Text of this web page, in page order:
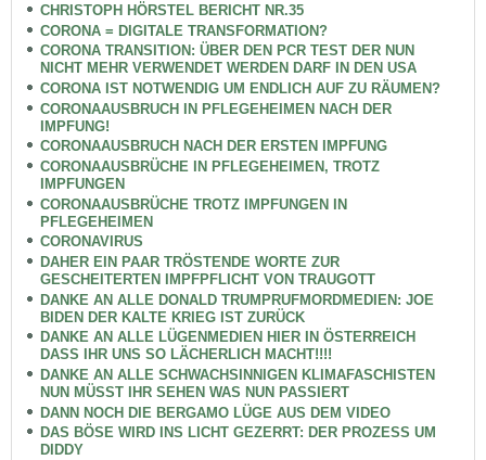
CHRISTOPH HÖRSTEL BERICHT NR.35
CORONA = DIGITALE TRANSFORMATION?
CORONA TRANSITION: ÜBER DEN PCR TEST DER NUN
NICHT MEHR VERWENDET WERDEN DARF IN DEN USA
CORONA IST NOTWENDIG UM ENDLICH AUF ZU RÄUMEN?
CORONAAUSBRUCH IN PFLEGEHEIMEN NACH DER
IMPFUNG!
CORONAAUSBRUCH NACH DER ERSTEN IMPFUNG
CORONAAUSBRÜCHE IN PFLEGEHEIMEN, TROTZ
IMPFUNGEN
CORONAAUSBRÜCHE TROTZ IMPFUNGEN IN
PFLEGEHEIMEN
CORONAVIRUS
DAHER EIN PAAR TRÖSTENDE WORTE ZUR
GESCHEITERTEN IMPFPFLICHT VON TRAUGOTT
DANKE AN ALLE DONALD TRUMPRUFMORDMEDIEN: JOE
BIDEN DER KALTE KRIEG IST ZURÜCK
DANKE AN ALLE LÜGENMEDIEN HIER IN ÖSTERREICH
DASS IHR UNS SO LÄCHERLICH MACHT!!!!
DANKE AN ALLE SCHWACHSINNIGEN KLIMAFASCHISTEN
NUN MÜSST IHR SEHEN WAS NUN PASSIERT
DANN NOCH DIE BERGAMO LÜGE AUS DEM VIDEO
DAS BÖSE WIRD INS LICHT GEZERRT: DER PROZESS UM
DIDDY